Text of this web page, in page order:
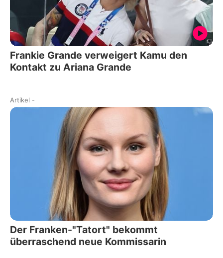
Frankie Grande verweigert Kamu den
Kontakt zu Ariana Grande
Artikel -
Der Franken-"Tatort" bekommt
überraschend neue Kommissarin